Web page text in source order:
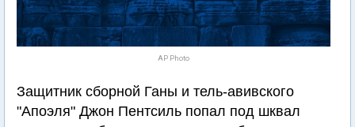
AP Photo
Защитник сборной Ганы и тель-авивского
"Апоэля" Джон Пентсиль попал под шквал